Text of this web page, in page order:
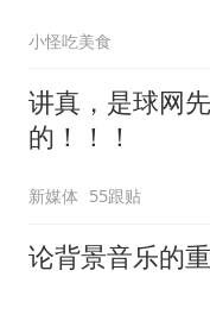
小怪吃美食
讲真，是球网
的！！！
新媒体 55跟贴
论背景音乐的